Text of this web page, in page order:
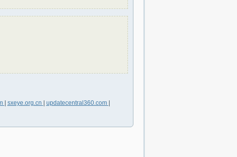
sxeye.org.cn updatecentral360.com